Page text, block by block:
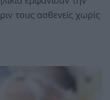
τους ασθενείς χωρίς